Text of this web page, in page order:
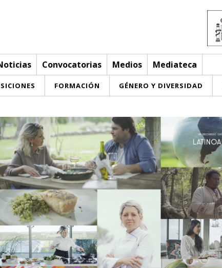
Convocatorias Medios Mediateca
FORMACIÓN GÉNERO Y DIVERSIDAD